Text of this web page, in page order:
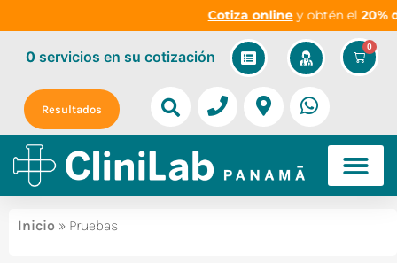
Cotiza onliney obtén el20%
0
0servicios en su cotización
Resultados
Inicio » Pruebas